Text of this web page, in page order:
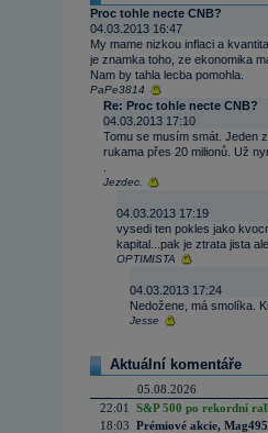
Proc tohle necte CNB?
04.03.2013 16:47
My mame nizkou inflaci a
je znamka toho, ze ekonomika
Nam by tahla lecba pomohla.
PaPe3814
Re: Proc tohle necte CNB?
04.03.2013 17:10
Tomu se musím smát. Jeden
rukama přes 20 milionů. Už
Jezdec.
04.03.2013 17:19
vysedi ten pokles jako
kapital...pak je ztrata jista
OPTIMISTA
04.03.2013 17:24
Nedožene, má smolíka.
Jesse
Aktuální komentáře
05.08.2026
22:01
S&P 500 po rekordní
18:03 Prémiové akcie,